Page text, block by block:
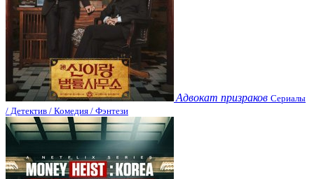
Адвокат призраков Сериалы
/ Детектив / Комедия / Фэнтези